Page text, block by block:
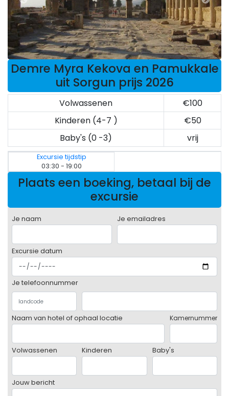
Demre Myra Kekova en Pamukkale
uit Sorgun prijs 2026
Volwassenen
€100
Kinderen (4-7 )
€50
Baby's (0 -3)
vrij
Excursie tijdstip
03:30 - 19:00
Plaats een boeking, betaal bij de
excursie
Je naam Je emailadres
Excursie datum
Je telefoonnummer
Naam van hotel of ophaal locatie Kamernummer
Volwassenen Kinderen Baby's
Jouw bericht